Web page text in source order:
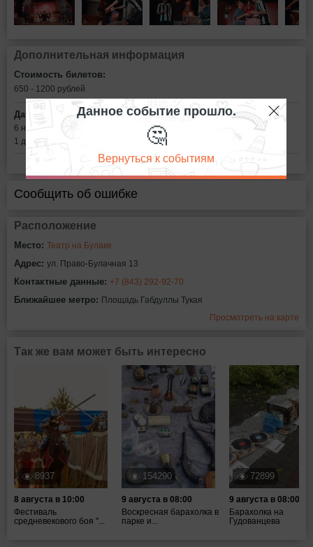
Дополнительная информация
Стоимость билетов:
650 - 1200 рублей
Дата:
6 ноября в 14:00
1 декабря в 14:00
Сообщить об ошибке
Расположение
Место: Театр на Булаке
Адрес: ул. Право-Булачная 13
Контактные данные: +7 (843) 292-92-70
Ближайшее метро: Площадь Габдуллы Тукая
Просмотреть на карте
Так же вам может быть интересно
8937
8 августа в 10:00
Фестиваль
средневекового боя "...
154290
9 августа в 08:00
Воскресная барахолка в
парке и...
72899
9 августа в 08:00
Барахолка на
Гудованцева
Данное событие прошло.
🤔
Вернуться к событиям